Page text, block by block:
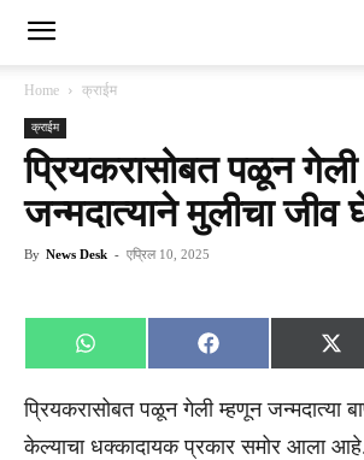
Home क्राईम
क्राईम
प्रियकरासोबत पळून
जन्मदात्याने मुलीचा जीव
By News Desk - एप्रिल 10, 2025
Share
on
WhatsApp
Share
on
Facebook
on
X
प्रियकरासोबत पळून गेली म्हणून जन्मदात्या
केल्याचा धक्कादायक प्रकार समोर आला आहे.